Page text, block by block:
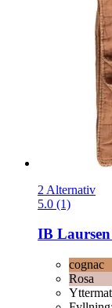
2 Alternativ
5.0 (1)
IB Laursen
cognac
Rosa